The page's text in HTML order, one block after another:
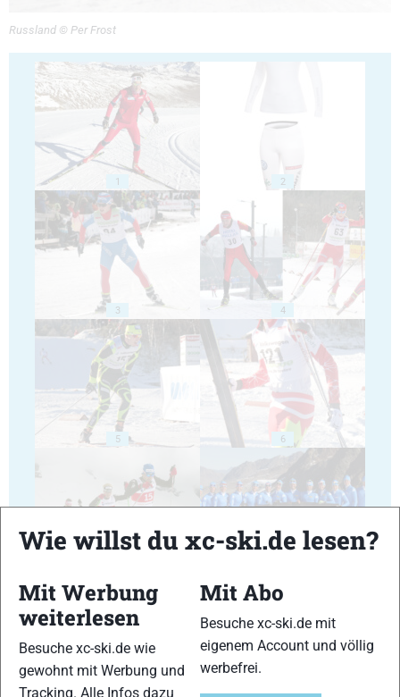
Russland © Per Frost
1 2
3 4
5 6
Wie willst du xc-ski.de lesen?
Mit Werbung
weiterlesen
Besuche xc-ski.de wie
gewohnt mit Werbung und
Tracking. Alle Infos dazu
Mit Abo
Besuche xc-ski.de mit
eigenem Account und völlig
werbefrei.